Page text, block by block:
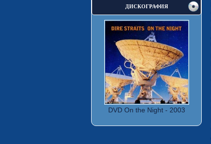
ДИСКОГРАФИЯ
DVD On the Night - 2003